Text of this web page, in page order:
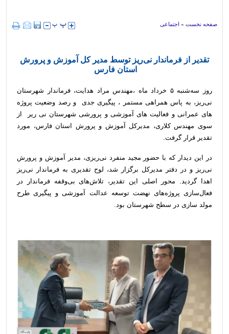
صفحه نخست » اجتماعی
تقدیر از فرماندار نی‌ریز توسط مدیر کل آموزش و پرورش
استان فارس
روز سه‌شنبه ۵ خرداد ماه ،مهندس مراد هدایت، فرماندار شهرستان
نی‌ریز، به پاس همراهی مستمر ، پیگیری جدی و رصد وضعیت پروژه
های عمرانی و فعالیت های آموزشی و پرورشی شهرستان نی ریر از
سوی مهندس کلاری، مدیرکل آموزش و پرورش استان فارس، مورد
تقدیر قرار گرفت.
در این دیدار که با حضور مجید منفرد نی‌ریزی، مدیر آموزش و پرورش
نی‌ریز و در دفتر مدیرکل برگزار شد، لوح تقدیری به فرماندار نی‌ریز
اهدا گردید. محور اصلی این تقدیر، تلاش‌های بی‌وقفه فرماندار در
فعال‌سازی پروژه‌های نهضت توسعه عدالت آموزشی و پیگیری طرح
مولد سازی در سطح شهرستان بود.